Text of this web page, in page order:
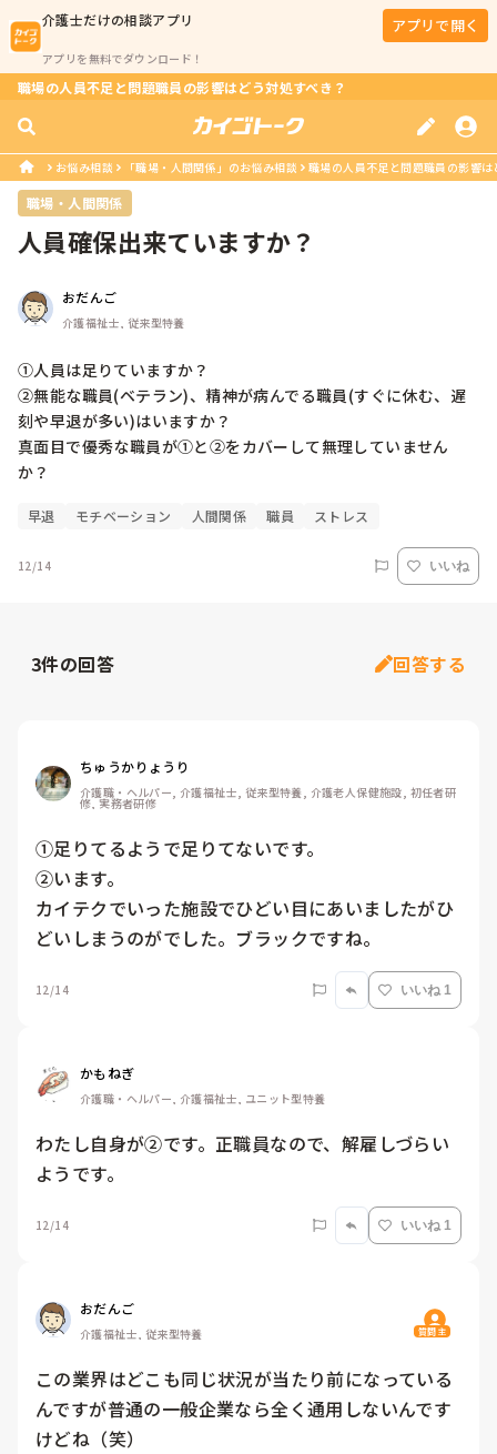
介護士だけの相談アプリ
アプリを無料でダウンロード！
アプリで開く
職場の人員不足と問題職員の影響はどう対処すべき？
お悩み相談 「職場・人間関係」のお悩み相談 職場の人員不足と問題職員の影響は
職場・人間関係
人員確保出来ていますか？
おだんご
介護福祉士, 従来型特養
①人員は足りていますか？
②無能な職員(ベテラン)、精神が病んでる職員(すぐに休む、遅
刻や早退が多い)はいますか？
真面目で優秀な職員が①と②をカバーして無理していません
早退 モチベーション 人間関係 職員 ストレス
12/14 いいね
3件の回答 回答する
ちゅうかりょうり
介護職・ヘルパー, 介護福祉士, 従来型特養, 介護老人保健施設, 初任者研
修, 実務者研修
①足りてるようで足りてないです。
②います。
カイテクでいった施設でひどい目にあいましたがひ
どいしまうのがでした。ブラックですね。
12/14 いいね 1
かもねぎ
介護職・ヘルパー, 介護福祉士, ユニット型特養
わたし自身が②です。正職員なので、解雇しづらい
ようです。
12/14 いいね 1
おだんご
介護福祉士, 従来型特養 質問主
この業界はどこも同じ状況が当たり前になっている
んですが普通の一般企業なら全く通用しないんです
けどね（笑）